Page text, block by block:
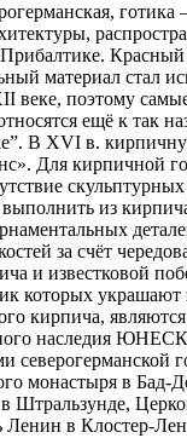
готика
Красный
материал стал
веке, поэтому
ещё к так
В XVI в.
Для кирпичной
из
за счёт
и известковой
которых украшают
кирпича,
наследия
северогерманской
монастыря в Бад-
Штральзунде,
в Клостер-